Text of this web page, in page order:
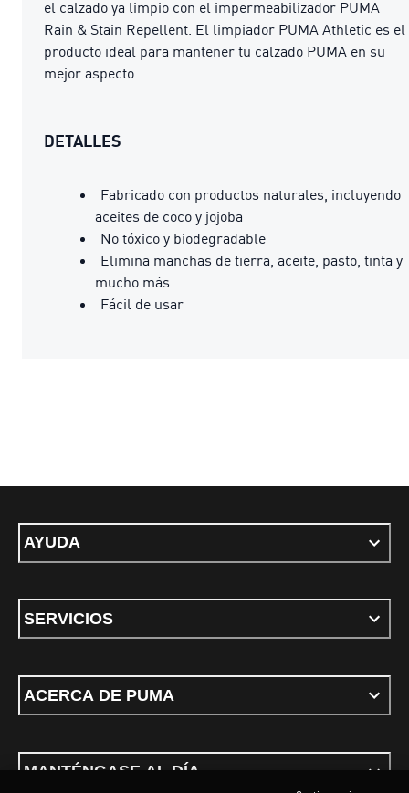
el calzado ya limpio con el impermeabilizador PUMA
Rain & Stain Repellent. El limpiador PUMA Athletic es el
producto ideal para mantener tu calzado PUMA en su
mejor aspecto.
DETALLES
Fabricado con productos naturales, incluyendo
aceites de coco y jojoba
No tóxico y biodegradable
Elimina manchas de tierra, aceite, pasto, tinta y
mucho más
Fácil de usar
AYUDA
SERVICIOS
ACERCA DE PUMA
MANTÉNGASE AL DÍA